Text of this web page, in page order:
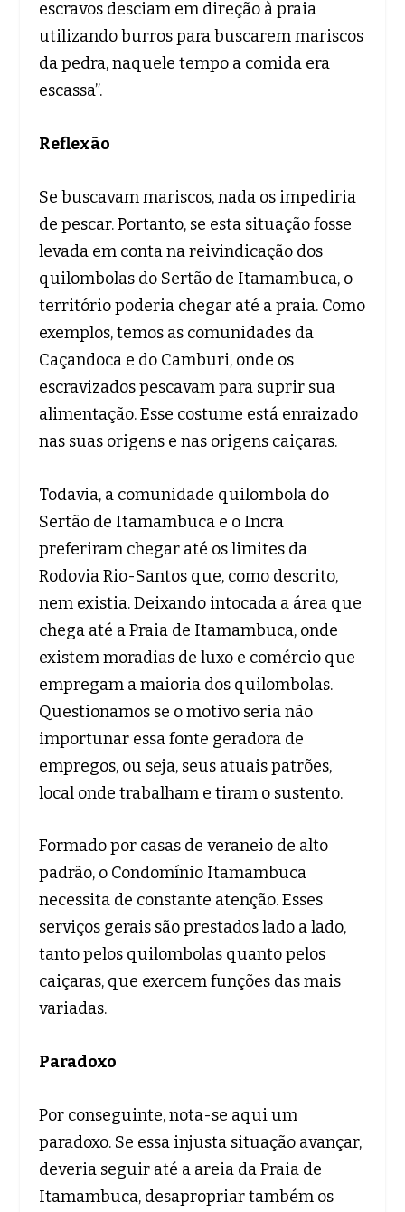
escravos desciam em direção à praia
utilizando burros para buscarem mariscos
da pedra, naquele tempo a comida era
escassa”.
Reflexão
Se buscavam mariscos, nada os impediria
de pescar. Portanto, se esta situação fosse
levada em conta na reivindicação dos
quilombolas do Sertão de Itamambuca, o
território poderia chegar até a praia. Como
exemplos, temos as comunidades da
Caçandoca e do Camburi, onde os
escravizados pescavam para suprir sua
alimentação. Esse costume está enraizado
nas suas origens e nas origens caiçaras.
Todavia, a comunidade quilombola do
Sertão de Itamambuca e o Incra
preferiram chegar até os limites da
Rodovia Rio-Santos que, como descrito,
nem existia. Deixando intocada a área que
chega até a Praia de Itamambuca, onde
existem moradias de luxo e comércio que
empregam a maioria dos quilombolas.
Questionamos se o motivo seria não
importunar essa fonte geradora de
empregos, ou seja, seus atuais patrões,
local onde trabalham e tiram o sustento.
Formado por casas de veraneio de alto
padrão, o Condomínio Itamambuca
necessita de constante atenção. Esses
serviços gerais são prestados lado a lado,
tanto pelos quilombolas quanto pelos
caiçaras, que exercem funções das mais
variadas.
Paradoxo
Por conseguinte, nota-se aqui um
paradoxo. Se essa injusta situação avançar,
deveria seguir até a areia da Praia de
Itamambuca, desapropriar também os